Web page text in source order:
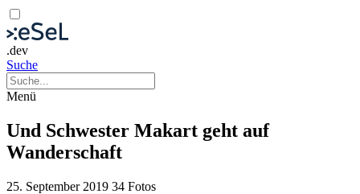
.dev
Suche
Menü
Und Schwester Makart geht auf
Wanderschaft
25. September 2019 34 Fotos